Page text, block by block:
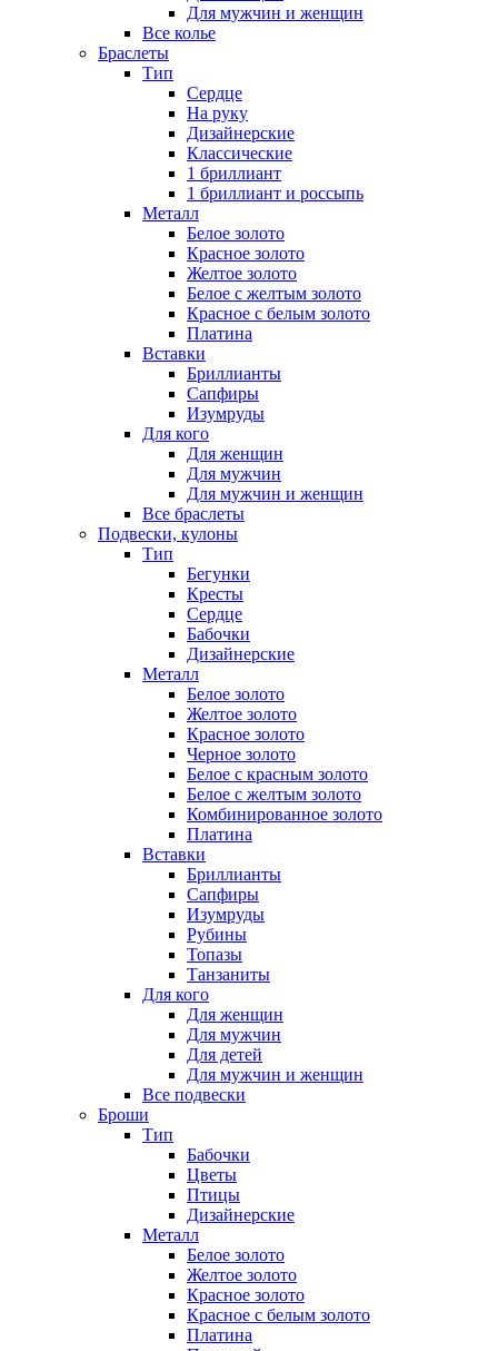
Для мужчин и женщин
Все колье
Браслеты
Тип
Сердце
На руку
Дизайнерские
Классические
1 бриллиант
1 бриллиант и россыпь
Металл
Белое золото
Красное золото
Желтое золото
Белое с желтым золото
Красное с белым золото
Платина
Вставки
Бриллианты
Сапфиры
Изумруды
Для кого
Для женщин
Для мужчин
Для мужчин и женщин
Все браслеты
Подвески, кулоны
Тип
Бегунки
Кресты
Сердце
Бабочки
Дизайнерские
Металл
Белое золото
Желтое золото
Красное золото
Черное золото
Белое с красным золото
Белое с желтым золото
Комбинированное золото
Платина
Вставки
Бриллианты
Сапфиры
Изумруды
Рубины
Топазы
Танзаниты
Для кого
Для женщин
Для мужчин
Для детей
Для мужчин и женщин
Все подвески
Броши
Тип
Бабочки
Цветы
Птицы
Дизайнерские
Металл
Белое золото
Желтое золото
Красное золото
Красное с белым золото
Платина